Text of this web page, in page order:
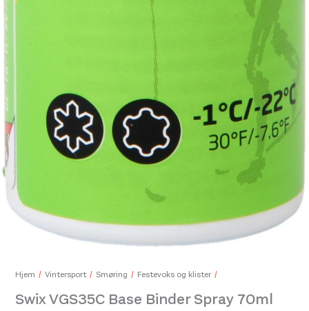
Hjem Vintersport Smøring Festevoks og klister
Swix VGS35C Base Binder Spray 70ml